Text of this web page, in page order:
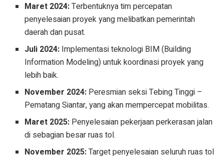
Maret 2024:Terbentuknya tim percepatan
penyelesaian proyek yang melibatkan pemerintah
daerah dan pusat.
Juli 2024: Implementasi teknologi BIM (Building
Information Modeling) untuk koordinasi proyek yang
lebih baik.
November 2024: Peresmian seksi Tebing Tinggi –
Pematang Siantar, yang akan mempercepat mobilitas.
Maret 2025: Penyelesaian pekerjaan perkerasan jalan
di sebagian besar ruas tol.
November 2025:Target penyelesaian seluruh ruas tol